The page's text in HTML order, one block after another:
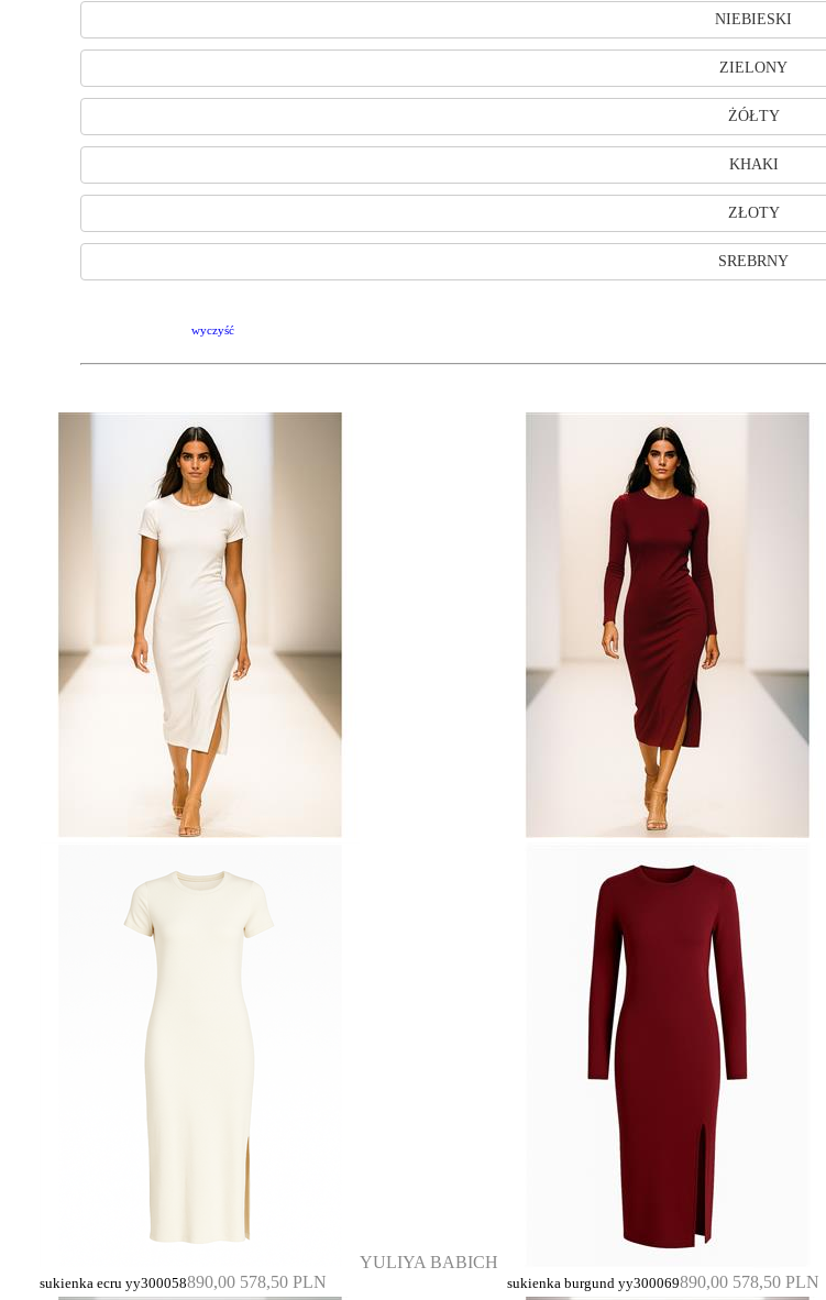
NIEBIESKI
ZIELONY
ŻÓŁTY
KHAKI
ZŁOTY
SREBRNY
wyczyść
YULIYA BABICH
sukienka ecru yy300058890,00 578,50 PLN sukienka burgund yy300069890,00 578,50 PLN